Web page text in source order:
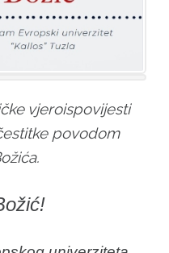
vjeroispovijesti
povodom